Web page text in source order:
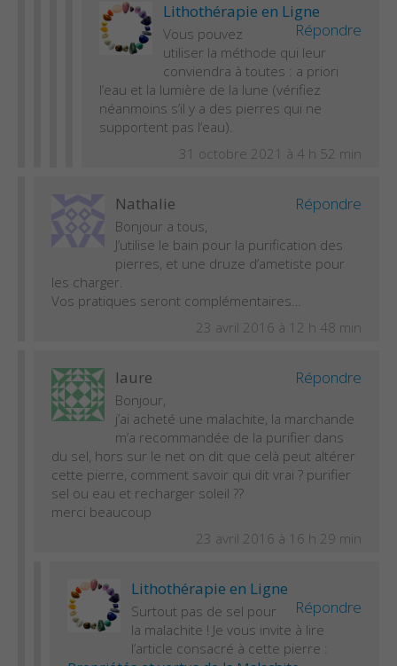
Lithothérapie en Ligne
Répondre
Vous pouvez
utiliser la méthode qui leur
conviendra à toutes : a priori
l’eau et la lumière de la lune (vérifiez
néanmoins s’il y a des pierres qui ne
supportent pas l’eau).
31 octobre 2021 à 4 h 52 min
Nathalie Répondre
Bonjour a tous,
J’utilise le bain pour la purification des
pierres, et une druze d’ametiste pour
les charger.
Vos pratiques seront complémentaires…
23 avril 2016 à 12 h 48 min
laure Répondre
Bonjour,
j’ai acheté une malachite, la marchande
m’a recommandée de la purifier dans
du sel, hors sur le net on dit que celà peut altérer
cette pierre, comment savoir qui dit vrai ? purifier
sel ou eau et recharger soleil ??
merci beaucoup
23 avril 2016 à 16 h 29 min
Lithothérapie en Ligne
Répondre
Surtout pas de sel pour
la malachite ! Je vous invite à lire
l’article consacré à cette pierre :